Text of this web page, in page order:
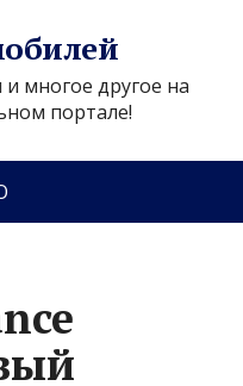
многое другое на
портале!